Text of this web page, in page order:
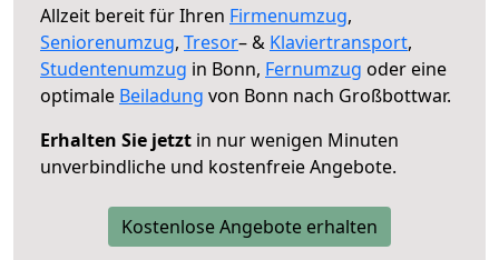
Allzeit bereit für Ihren Firmenumzug,
Seniorenumzug, Tresor– & Klaviertransport,
Studentenumzug in Bonn, Fernumzug oder eine
optimale Beiladung von Bonn nach Großbottwar.
Erhalten Sie jetzt in nur wenigen Minuten
unverbindliche und kostenfreie Angebote.
Kostenlose Angebote erhalten